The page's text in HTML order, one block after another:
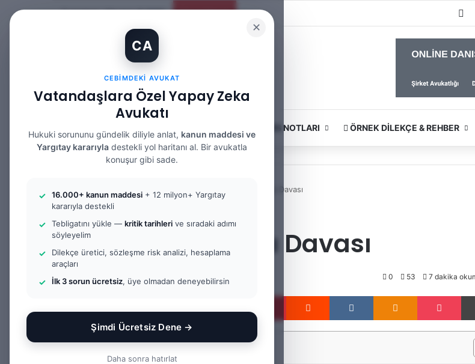
✕
CA
CEBIMDEKI AVUKAT
Vatandaşlara Özel Yapay Zeka
Avukatı
Hukuki sorununu gündelik diliyle anlat, kanun maddesi ve
Yargıtay kararıyla destekli yol haritanı al. Bir avukatla
konuşur gibi sade.
16.000+ kanun maddesi + 12 milyon+ Yargıtay
kararıyla destekli
Tebligatını yükle — kritik tarihleri ve sıradaki adımı
söyleyelim
Dilekçe üretici, sözleşme risk analizi, hesaplama
araçları
İlk 3 sorun ücretsiz, üye olmadan deneyebilirsin
Şimdi Ücretsiz Dene →
Daha sonra hatırlat
Cumartesi, Ağustos 8 2026 Güncel Makale
HUKUK DERS NOTLARI ÖRNEK DILEKÇE & REHBER
Meslek Hastalığı Davası
Meslek Hastalığı Davası
0 53 7 dakika
Pinterest Reddit VKontakte Odnoklassniki Pocket
İçindekiler